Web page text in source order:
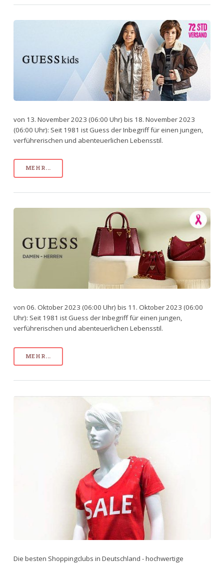
von 13. November 2023 (06:00 Uhr) bis 18. November 2023
(06:00 Uhr): Seit 1981 ist Guess der Inbegriff für einen jungen,
verführerischen und abenteuerlichen Lebensstil.
MEHR...
von 06. Oktober 2023 (06:00 Uhr) bis 11. Oktober 2023 (06:00
Uhr): Seit 1981 ist Guess der Inbegriff für einen jungen,
verführerischen und abenteuerlichen Lebensstil.
MEHR...
Die besten Shoppingclubs in Deutschland - hochwertige